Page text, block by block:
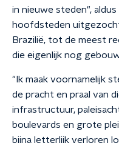
in nieuwe steden",
hoofdsteden
Brazilië, tot de meest
die eigenlijk nog
"Ik maak voornamelijk
de pracht en praal van
infrastructuur,
boulevards en grote
bijna letterlijk verloren